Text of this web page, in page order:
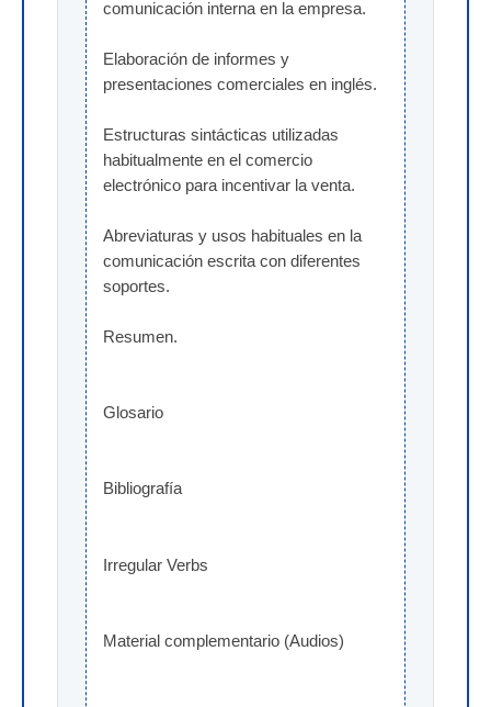
comunicación interna en la empresa.
Elaboración de informes y
presentaciones comerciales en inglés.
Estructuras sintácticas utilizadas
habitualmente en el comercio
electrónico para incentivar la venta.
Abreviaturas y usos habituales en la
comunicación escrita con diferentes
soportes.
Resumen.
Glosario
Bibliografía
Irregular Verbs
Material complementario (Audios)